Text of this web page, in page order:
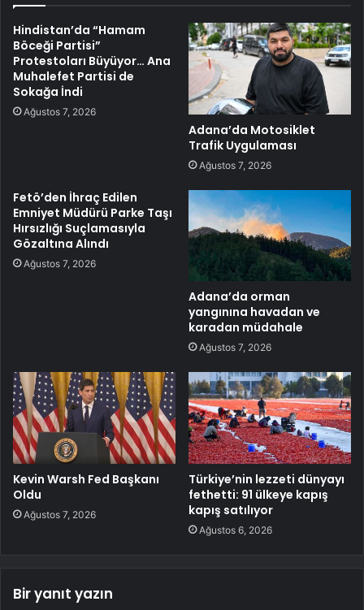
Hindistan’da “Hamam
Böceği Partisi”
Protestoları Büyüyor… Ana
Muhalefet Partisi de
Sokağa İndi
Ağustos 7, 2026
Adana’da Motosiklet
Trafik Uygulaması
Ağustos 7, 2026
Fetö’den İhraç Edilen
Emniyet Müdürü Parke Taşı
Hırsızlığı Suçlamasıyla
Gözaltına Alındı
Ağustos 7, 2026
Adana’da orman
yangınına havadan ve
karadan müdahale
Ağustos 7, 2026
Kevin Warsh Fed Başkanı
Oldu
Ağustos 7, 2026
Türkiye’nin lezzeti dünyayı
fethetti: 91 ülkeye kapış
kapış satılıyor
Ağustos 6, 2026
Bir yanıt yazın